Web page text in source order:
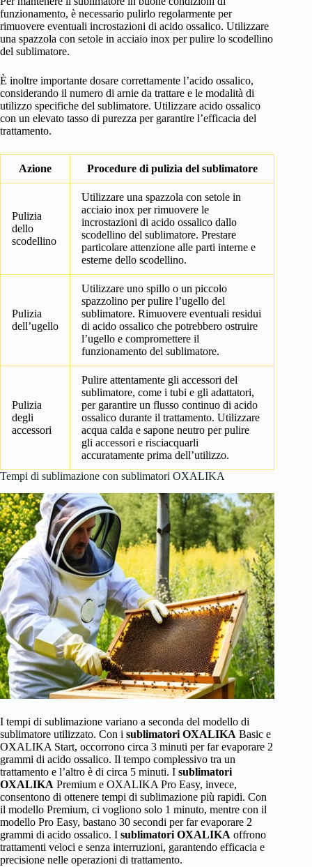
funzionamento, è necessario pulirlo regolarmente per
rimuovere eventuali incrostazioni di acido ossalico. Utilizzare
una spazzola con setole in acciaio inox per pulire lo scodellino
del sublimatore.
È inoltre importante dosare correttamente l’acido ossalico,
considerando il numero di arnie da trattare e le modalità di
utilizzo specifiche del sublimatore. Utilizzare acido ossalico
con un elevato tasso di purezza per garantire l’efficacia del
trattamento.
Azione Procedure di pulizia del sublimatore
Pulizia
dello
scodellino
Utilizzare una spazzola con setole in
acciaio inox per rimuovere le
incrostazioni di acido ossalico dallo
scodellino del sublimatore. Prestare
particolare attenzione alle parti interne e
esterne dello scodellino.
Pulizia
dell’ugello
Utilizzare uno spillo o un piccolo
spazzolino per pulire l’ugello del
sublimatore. Rimuovere eventuali residui
di acido ossalico che potrebbero ostruire
l’ugello e compromettere il
funzionamento del sublimatore.
Pulizia
degli
accessori
Pulire attentamente gli accessori del
sublimatore, come i tubi e gli adattatori,
per garantire un flusso continuo di acido
ossalico durante il trattamento. Utilizzare
acqua calda e sapone neutro per pulire
gli accessori e risciacquarli
accuratamente prima dell’utilizzo.
Tempi di sublimazione con sublimatori OXALIKA
I tempi di sublimazione variano a seconda del modello di
sublimatore utilizzato. Con i sublimatori OXALIKA Basic e
OXALIKA Start, occorrono circa 3 minuti per far evaporare 2
grammi di acido ossalico. Il tempo complessivo tra un
trattamento e l’altro è di circa 5 minuti. I sublimatori
OXALIKA Premium e OXALIKA Pro Easy, invece,
consentono di ottenere tempi di sublimazione più rapidi. Con
il modello Premium, ci vogliono solo 1 minuto, mentre con il
modello Pro Easy, bastano 30 secondi per far evaporare 2
grammi di acido ossalico. I sublimatori OXALIKA offrono
trattamenti veloci e senza interruzioni, garantendo efficacia e
precisione nelle operazioni di trattamento.